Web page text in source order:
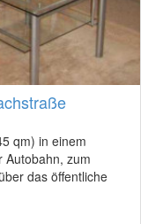
qm) in einem
Autobahn, zum
das öffentliche